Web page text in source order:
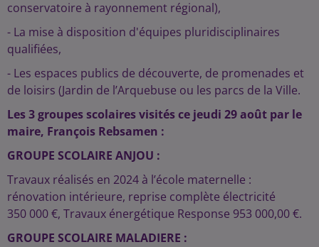
conservatoire à rayonnement régional),
- La mise à disposition d'équipes pluridisciplinaires
qualifiées,
- Les espaces publics de découverte, de promenades et
de loisirs (Jardin de l’Arquebuse ou les parcs de la Ville.
Les 3 groupes scolaires visités ce jeudi 29 août par le
maire, François Rebsamen :
GROUPE SCOLAIRE ANJOU :
Travaux réalisés en 2024 à l’école maternelle :
rénovation intérieure, reprise complète électricité
350 000 €, Travaux énergétique Response 953 000,00 €.
GROUPE SCOLAIRE MALADIERE :